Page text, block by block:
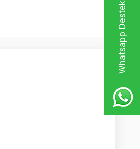
W
h
t
s
a
p
p
D
e
s
t
e
k
H
a
t
t